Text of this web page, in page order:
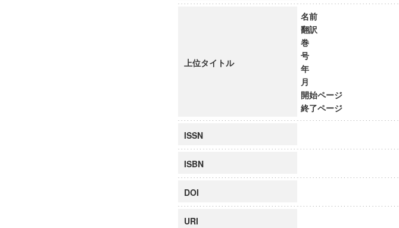
上位タイトル
名前
翻訳
巻
号
年
月
開始ページ
終了ページ
ISSN
ISBN
DOI
URI